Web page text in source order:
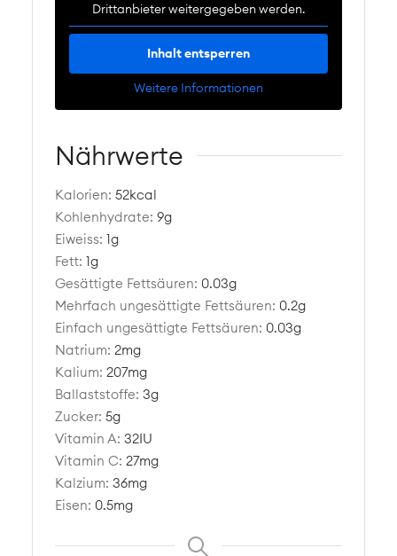
Drittanbieter weitergegeben werden.
Inhalt entsperren
Weitere Informationen
Nährwerte
Kalorien:52kcal
Kohlenhydrate:9g
Eiweiss:1g
Fett:1g
Gesättigte Fettsäuren: 0.03g
Mehrfach ungesättigte Fettsäuren: 0.2g
Einfach ungesättigte Fettsäuren: 0.03g
Natrium:2mg
Kalium:207mg
Ballaststoffe:3g
Zucker:5g
Vitamin A:32IU
Vitamin C:27mg
Kalzium:36mg
Eisen: 0.5mg